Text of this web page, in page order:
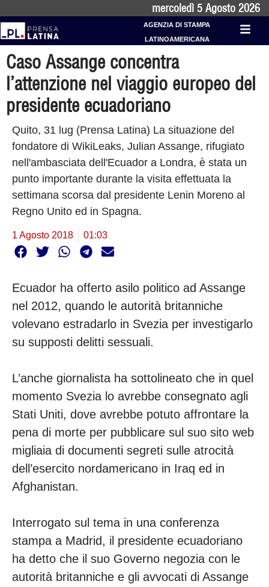
mercoledì 5 Agosto 2026
AGENZIA DI STAMPA
LATINOAMERICANA
Caso Assange concentra
l’attenzione nel viaggio europeo del
presidente ecuadoriano
Quito, 31 lug (Prensa Latina) La situazione del
fondatore di WikiLeaks, Julian Assange, rifugiato
nell'ambasciata dell'Ecuador a Londra, è stata un
punto importante durante la visita effettuata la
settimana scorsa dal presidente Lenin Moreno al
Regno Unito ed in Spagna.
1 Agosto 2018 01:03
Ecuador ha offerto asilo politico ad Assange
nel 2012, quando le autorità britanniche
volevano estradarlo in Svezia per investigarlo
su supposti delitti sessuali.
L’anche giornalista ha sottolineato che in quel
momento Svezia lo avrebbe consegnato agli
Stati Uniti, dove avrebbe potuto affrontare la
pena di morte per pubblicare sul suo sito web
migliaia di documenti segreti sulle atrocità
dell’esercito nordamericano in Iraq ed in
Afghanistan.
Interrogato sul tema in una conferenza
stampa a Madrid, il presidente ecuadoriano
ha detto che il suo Governo negozia con le
autorità britanniche e gli avvocati di Assange